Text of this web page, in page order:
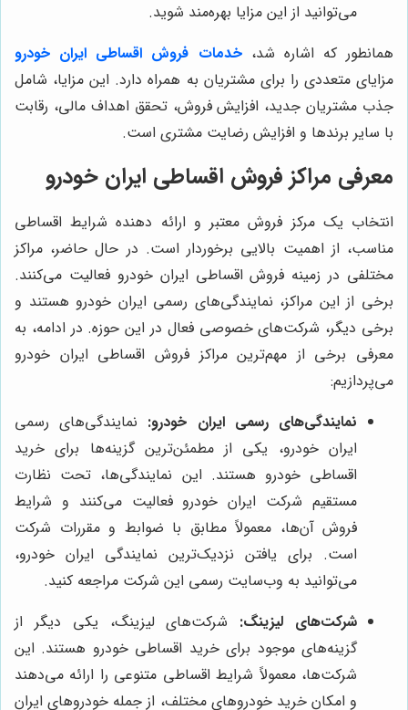
می‌توانید از این مزایا بهره‌مند شوید.
همانطور که اشاره شد،خدمات فروش اقساطی ایران خودرو
مزایای متعددی را برای مشتریان به همراه دارد. این مزایا، شامل
جذب مشتریان جدید، افزایش فروش، تحقق اهداف مالی، رقابت
با سایر برندها و افزایش رضایت مشتری است.
معرفی مراکز فروش اقساطی ایران خودرو
انتخاب یک مرکز فروش معتبر و ارائه دهنده شرایط اقساطی
مناسب، از اهمیت بالایی برخوردار است. در حال حاضر، مراکز
مختلفی در زمینه فروش اقساطی ایران خودرو فعالیت می‌کنند.
برخی از این مراکز، نمایندگی‌های رسمی ایران خودرو هستند و
برخی دیگر، شرکت‌های خصوصی فعال در این حوزه. در ادامه، به
معرفی برخی از مهم‌ترین مراکز فروش اقساطی ایران خودرو
می‌پردازیم:
نمایندگی‌های رسمی ایران خودرو: نمایندگی‌های رسمی
ایران خودرو، یکی از مطمئن‌ترین گزینه‌ها برای خرید
اقساطی خودرو هستند. این نمایندگی‌ها، تحت نظارت
مستقیم شرکت ایران خودرو فعالیت می‌کنند و شرایط
فروش آن‌ها، معمولاً مطابق با ضوابط و مقررات شرکت
است. برای یافتن نزدیک‌ترین نمایندگی ایران خودرو،
می‌توانید به وب‌سایت رسمی این شرکت مراجعه کنید.
شرکت‌های لیزینگ: شرکت‌های لیزینگ، یکی دیگر از
گزینه‌های موجود برای خرید اقساطی خودرو هستند. این
شرکت‌ها، معمولاً شرایط اقساطی متنوعی را ارائه می‌دهند
و امکان خرید خودروهای مختلف، از جمله خودروهای ایران